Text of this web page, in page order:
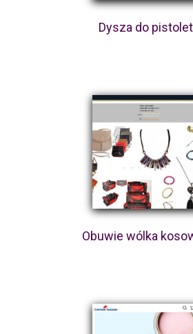
Dysza do
Obuwie wólka